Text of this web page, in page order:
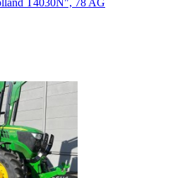
T4030N", 78 AG